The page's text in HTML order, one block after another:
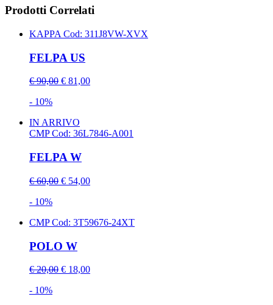
Prodotti Correlati
KAPPA Cod: 311J8VW-XVX
FELPA US
€ 90,00 € 81,00
- 10%
IN ARRIVO
CMPCod: 36L7846-A001
FELPA W
€ 60,00 € 54,00
- 10%
CMPCod: 3T59676-24XT
POLO W
€ 20,00 € 18,00
- 10%